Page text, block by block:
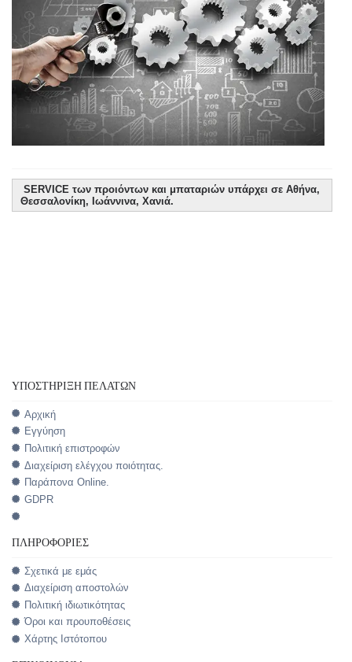
SERVICE των προιόντων και μπαταριών υπάρχει σε Αθήνα,
Θεσσαλονίκη, Ιωάννινα, Χανιά.
ΥΠΟΣΤΉΡΙΞΗ ΠΕΛΑΤΏΝ
Αρχική
Εγγύηση
Πολιτική επιστροφών
Διαχείριση ελέγχου ποιότητας.
Παράπονα Online.
GDPR
ΠΛΗΡΟΦΟΡΊΕΣ
Σχετικά με εμάς
Διαχείριση αποστολών
Πολιτική ιδιωτικότητας
Όροι και προυποθέσεις
Χάρτης Ιστότοπου